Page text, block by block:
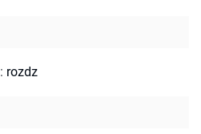
: rozdz